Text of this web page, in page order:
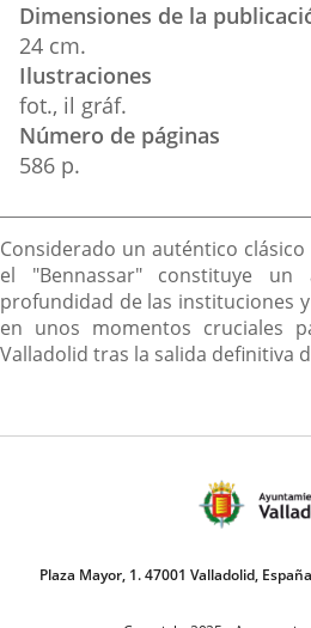
Dimensiones de la
24 cm.
Ilustraciones
fot., il gráf.
Número de páginas
586 p.
Descripción
Considerado un auténtico
el "Bennassar" constituye
profundidad de las instituciones
en unos momentos cruciales
Valladolid tras la salida definitiva
Plaza Mayor, 1. 47001 Valladolid,